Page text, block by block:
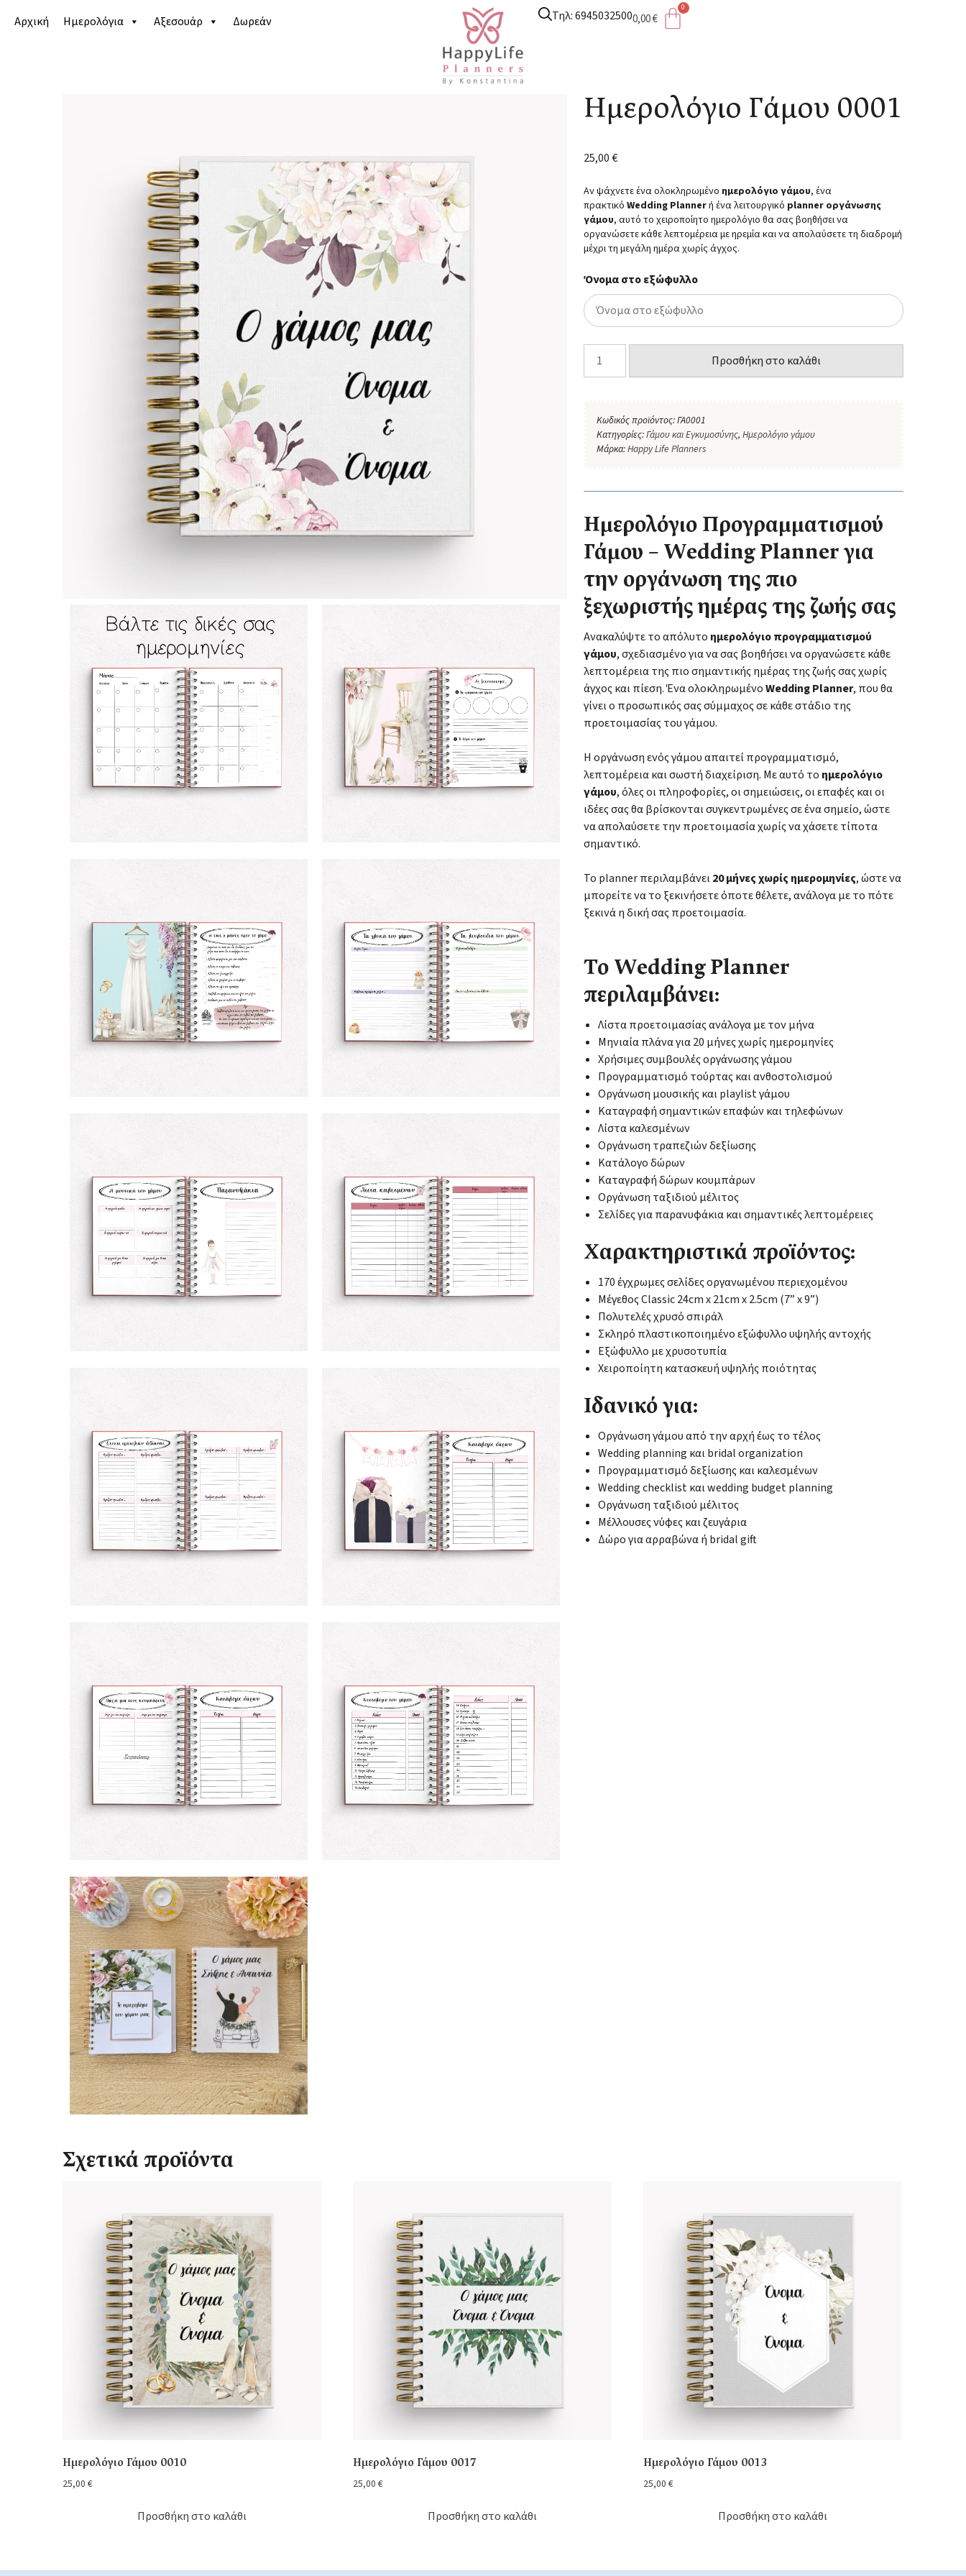
Αρχική Ημερολόγια Αξεσουάρ Δωρεάν Τηλ: 69450325000,00€
Ημερολόγιο γάμου/ Ημερολόγιο Γάμου 0001
Ημερολόγιο Γάμου 0001
25,00€
Αν ψάχνετε ένα ολοκληρωμένο ημερολόγιο γάμου, ένα
πρακτικό Wedding Plannerή ένα λειτουργικό planner οργάνωσης
γάμου, αυτό το χειροποίητο ημερολόγιο θα σας βοηθήσει να
οργανώσετε κάθε λεπτομέρεια με ηρεμία και να απολαύσετε τη διαδρομή
μέχρι τη μεγάλη ημέρα χωρίς άγχος.
Όνομα στο εξώφυλλο
Προσθήκη στο καλάθι
Κωδικός προϊόντος:ΓΑ0001
Κατηγορίες:Γάμου και Εγκυμοσύνης,Ημερολόγιο γάμου
Μάρκα:Happy Life Planners
Ημερολόγιο Προγραμματισμού
Γάμου – Wedding Planner για
την οργάνωση της πιο
ξεχωριστής ημέρας της ζωής σας
Ανακαλύψτε το απόλυτο ημερολόγιο προγραμματισμού
γάμου, σχεδιασμένο για να σας βοηθήσει να οργανώσετε κάθε
λεπτομέρεια της πιο σημαντικής ημέρας της ζωής σας χωρίς
άγχος και πίεση. Ένα ολοκληρωμένοWedding Planner, που θα
γίνει ο προσωπικός σας σύμμαχος σε κάθε στάδιο της
προετοιμασίας του γάμου.
Η οργάνωση ενός γάμου απαιτεί προγραμματισμό,
λεπτομέρεια και σωστή διαχείριση. Με αυτό το ημερολόγιο
γάμου, όλες οι πληροφορίες, οι σημειώσεις, οι επαφές και οι
ιδέες σας θα βρίσκονται συγκεντρωμένες σε ένα σημείο, ώστε
να απολαύσετε την προετοιμασία χωρίς να χάσετε τίποτα
σημαντικό.
Το planner περιλαμβάνει20 μήνες χωρίς ημερομηνίες, ώστε να
μπορείτε να το ξεκινήσετε όποτε θέλετε, ανάλογα με το πότε
ξεκινά η δική σας προετοιμασία.
Το Wedding Planner
περιλαμβάνει:
Λίστα προετοιμασίας ανάλογα με τον μήνα
Μηνιαία πλάνα για 20 μήνες χωρίς ημερομηνίες
Χρήσιμες συμβουλές οργάνωσης γάμου
Προγραμματισμό τούρτας και ανθοστολισμού
Οργάνωση μουσικής και playlist γάμου
Καταγραφή σημαντικών επαφών και τηλεφώνων
Λίστα καλεσμένων
Οργάνωση τραπεζιών δεξίωσης
Κατάλογο δώρων
Καταγραφή δώρων κουμπάρων
Οργάνωση ταξιδιού μέλιτος
Σελίδες για παρανυφάκια και σημαντικές λεπτομέρειες
Χαρακτηριστικά προϊόντος:
170 έγχρωμες σελίδες οργανωμένου περιεχομένου
Μέγεθος Classic 24cm x 21cm x 2.5cm (7” x 9”)
Πολυτελές χρυσό σπιράλ
Σκληρό πλαστικοποιημένο εξώφυλλο υψηλής αντοχής
Εξώφυλλο με χρυσοτυπία
Χειροποίητη κατασκευή υψηλής ποιότητας
Ιδανικό για:
Οργάνωση γάμου από την αρχή έως το τέλος
Wedding planning και bridal organization
Προγραμματισμό δεξίωσης και καλεσμένων
Wedding checklist και wedding budget planning
Οργάνωση ταξιδιού μέλιτος
Μέλλουσες νύφες και ζευγάρια
Δώρο για αρραβώνα ή bridal gift
Σχετικά προϊόντα
Ημερολόγιο Γάμου 0010
25,00 €
Προσθήκη στο καλάθι
Ημερολόγιο Γάμου 0017
25,00€
Προσθήκη στο καλάθι
Ημερολόγιο Γάμου 0013
25,00€
Προσθήκη στο καλάθι